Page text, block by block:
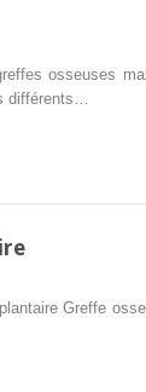
osseuses
différents…
Greffe